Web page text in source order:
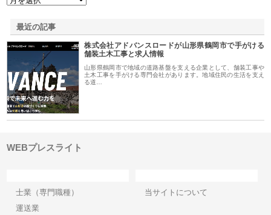
最近の記事
株式会社アドバンスロードが山形県鶴岡市で手がける
舗装土木工事と求人情報
山形県鶴岡市で地域の道路基盤を支える企業として、舗装工事や
土木工事を手がける専門会社があります。地域住民の生活を支え
る道…
WEBプレスライト
士業（専門職種）
運送業
当サイトについて